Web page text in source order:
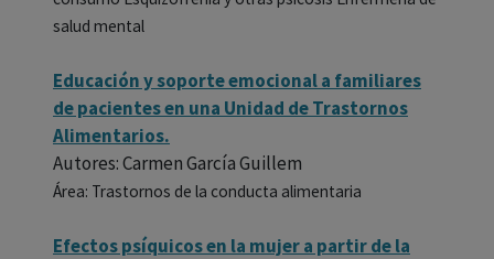
salud mental
Educación y soporte emocional a familiares
de pacientes en una Unidad de Trastornos
Alimentarios.
Autores: Carmen García Guillem
Área: Trastornos de la conducta alimentaria
Efectos psíquicos en la mujer a partir de la